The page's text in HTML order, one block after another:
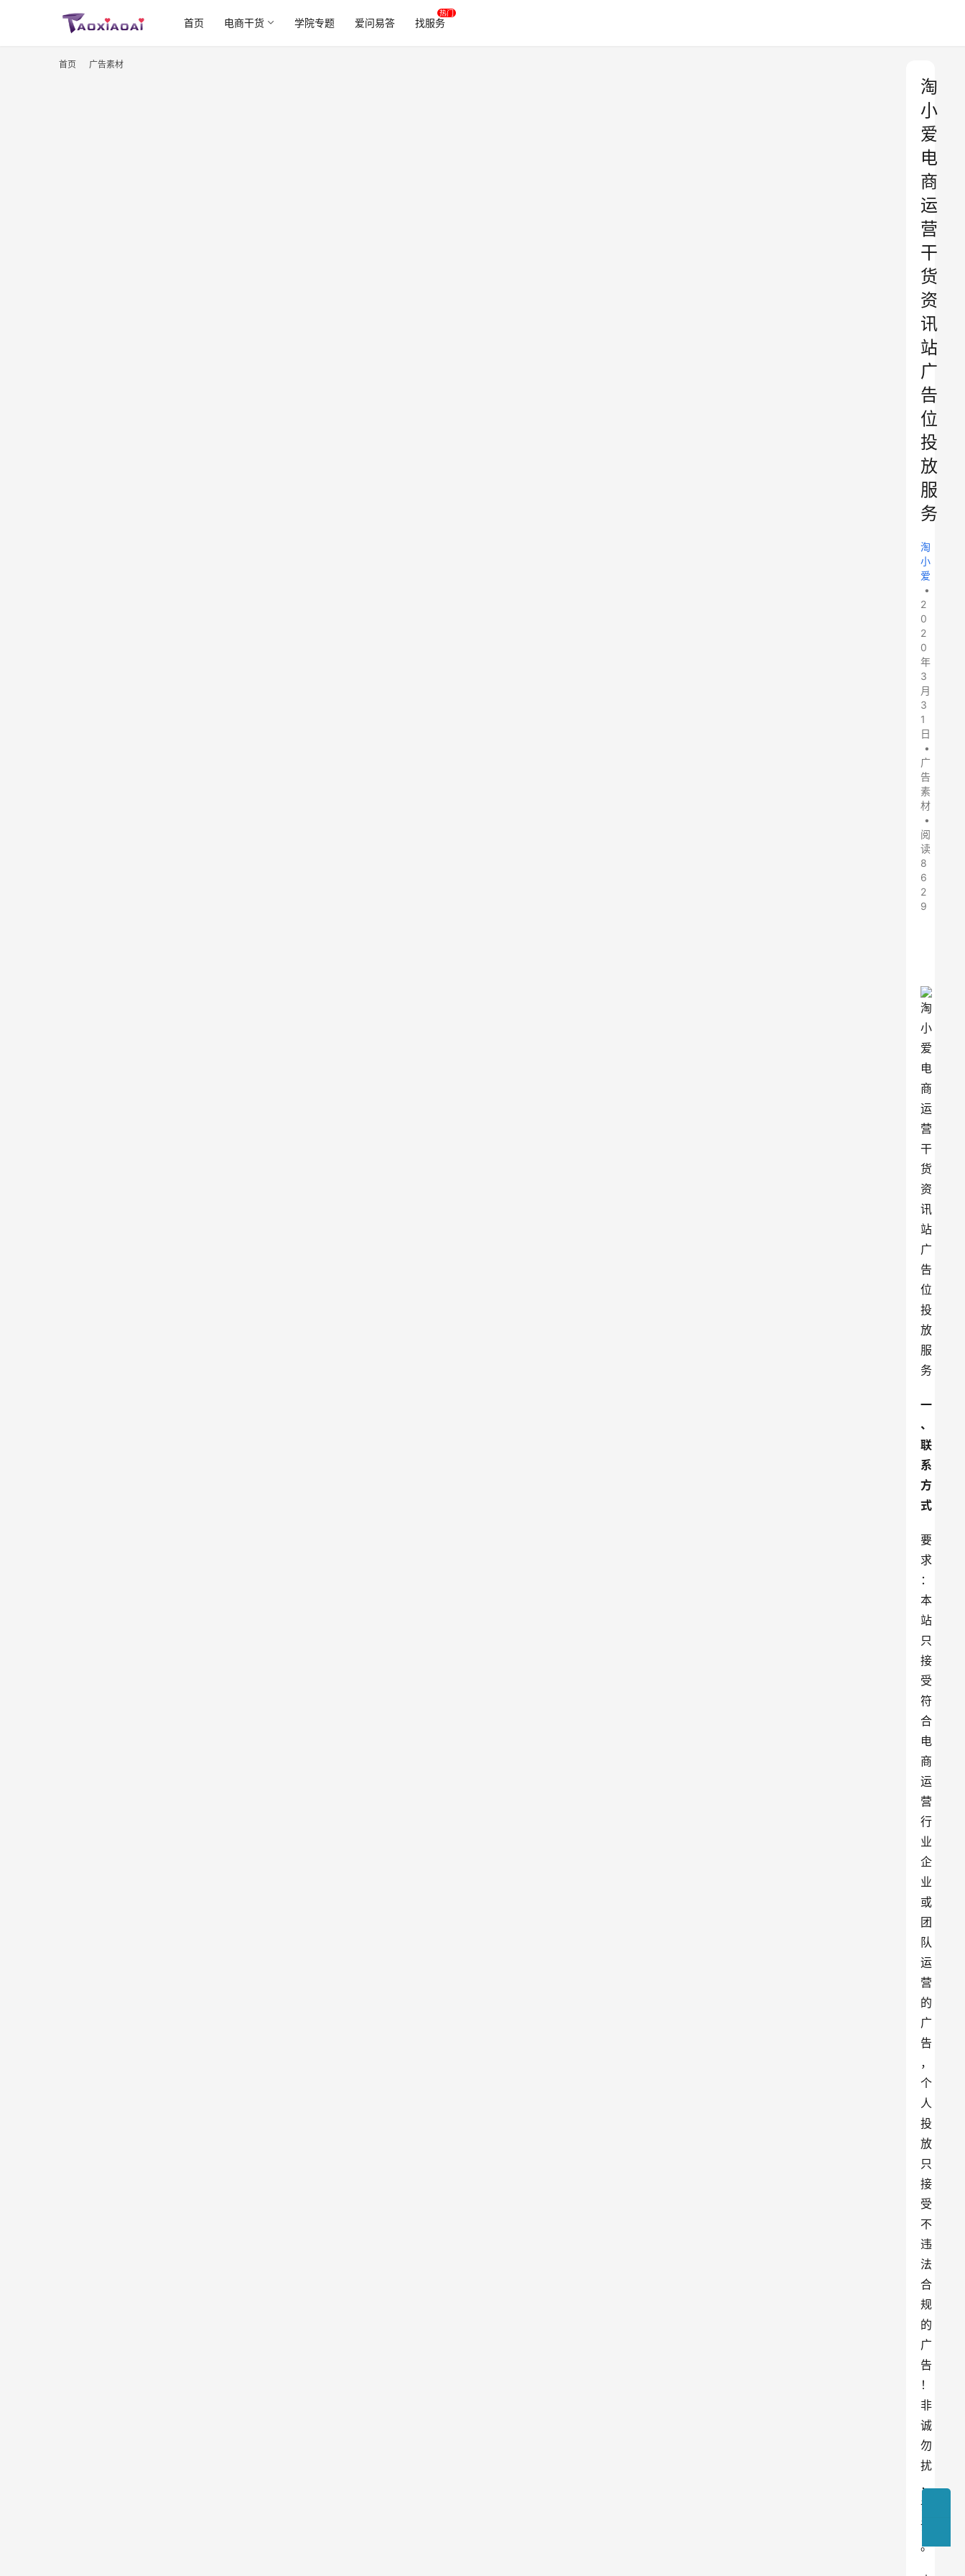
首页 电商干货 学院专题 爱问易答 找服务
首页 广告素材
淘
小
爱
电
商
运
营
干
货
资
讯
站
广
告
位
投
放
服
务
淘
小
爱
•
2
0
2
0
年
3
月
3
1
日
•
广
告
素
材
•
阅
读
8
6
2
9
一
、
联
系
方
式
要
求
：
本
站
只
接
受
符
合
电
商
运
营
行
业
企
业
或
团
队
运
营
的
广
告
，
个
人
投
放
只
接
受
不
违
法
合
规
的
广
告
！
非
诚
勿
扰
，
谢
谢
。